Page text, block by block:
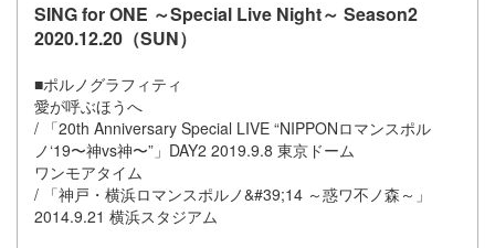
SING for ONE ～Special Live Night～ Season2
2020.12.20（SUN）
■ポルノグラフィティ
愛が呼ぶほうへ
/ 「20th Anniversary Special LIVE “NIPPONロマンスポル
ノ‘19〜神vs神〜”」DAY2 2019.9.8 東京ドーム
ワンモアタイム
/ 「神戸・横浜ロマンスポルノ&#39;14 ～惑ワ不ノ森～」
2014.9.21 横浜スタジアム